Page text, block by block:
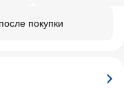
покупки